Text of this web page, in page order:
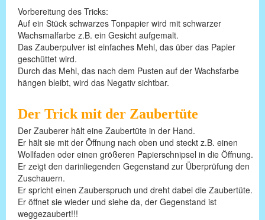
Vorbereitung des Tricks:
Auf ein Stück schwarzes Tonpapier wird mit schwarzer
Wachsmalfarbe z.B. ein Gesicht aufgemalt.
Das Zauberpulver ist einfaches Mehl, das über das Papier
geschüttet wird.
Durch das Mehl, das nach dem Pusten auf der Wachsfarbe
hängen bleibt, wird das Negativ sichtbar.
Der Trick mit der Zaubertüte
Der Zauberer hält eine Zaubertüte in der Hand.
Er hält sie mit der Öffnung nach oben und steckt z.B. einen
Wollfaden oder einen größeren Papierschnipsel in die Öffnung.
Er zeigt den darinliegenden Gegenstand zur Überprüfung den
Zuschauern.
Er spricht einen Zauberspruch und dreht dabei die Zaubertüte.
Er öffnet sie wieder und siehe da, der Gegenstand ist
weggezaubert!!!